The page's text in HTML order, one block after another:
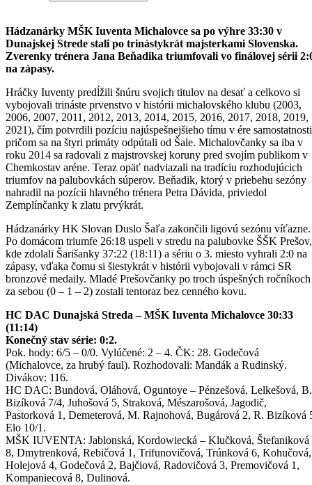
Hádzanárky MŠK Iuventa Michalovce sa po výhre 33:30 v
Dunajskej Strede stali po trinástykrát majsterkami Slovenska.
Zverenky trénera Jana Beňadika triumfovali vo finálovej sérii
na zápasy.
Hráčky Iuventy predĺžili šnúru svojich titulov na desať a celkovo si
vybojovali trináste prvenstvo v histórii michalovského klubu (2003,
2006, 2007, 2011, 2012, 2013, 2014, 2015, 2016, 2017, 2018, 2019,
2021), čím potvrdili pozíciu najúspešnejšieho tímu v ére
pričom sa na štyri primáty odpútali od Šale. Michalovčanky sa iba v
roku 2014 sa radovali z majstrovskej koruny pred svojím publikom v
Chemkostav aréne. Teraz opäť nadviazali na tradíciu rozhodujúcich
triumfov na palubovkách súperov. Beňadik, ktorý v priebehu sezóny
nahradil na pozícii hlavného trénera Petra Dávida, priviedol
Zemplínčanky k zlatu prvýkrát.
Hádzanárky HK Slovan Duslo Šaľa zakončili ligovú sezónu víťazne.
Po domácom triumfe 26:18 uspeli v stredu na palubovke ŠŠK Prešov,
kde zdolali Šarišanky 37:22 (18:11) a sériu o 3. miesto vyhrali 2:0 na
zápasy, vďaka čomu si šiestykrát v histórii vybojovali v rámci SR
bronzové medaily. Mladé Prešovčanky po troch úspešných ročníkoch
za sebou (0 – 1 – 2) zostali tentoraz bez cenného kovu.
HC DAC Dunajská Streda – MŠK Iuventa Michalovce 30:33
(11:14)
Konečný stav série: 0:2.
Pok. hody: 6/5 – 0/0. Vylúčené: 2 – 4. ČK: 28. Godečová
(Michalovce, za hrubý faul). Rozhodovali: Mandák a Rudinský.
Divákov: 116.
HC DAC: Bundová, Oláhová, Oguntoye – Pénzešová, Lelkešová, B.
Bizíková 7/4, Juhošová 5, Straková, Mészarošová, Jagodič,
Pastorková 1, Demeterová, M. Rajnohová, Bugárová 2, R. Bizíková
Elo 10/1.
MŠK IUVENTA: Jablonská, Kordowiecká – Klučková, Štefaniková
8, Dmytrenková, Rebičová 1, Trifunovičová, Trúnková 6, Kohučová,
Holejová 4, Godečová 2, Bajčiová, Radovičová 3, Premovičová 1,
Kompaniecová 8, Dulinová.